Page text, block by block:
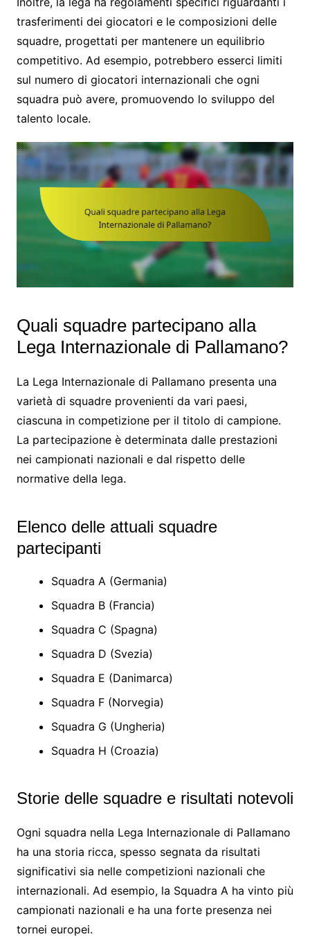
trasferimenti dei giocatori e le composizioni delle
squadre, progettati per mantenere un equilibrio
competitivo. Ad esempio, potrebbero esserci limiti
sul numero di giocatori internazionali che ogni
squadra può avere, promuovendo lo sviluppo del
talento locale.
Quali squadre partecipano alla
Lega Internazionale di Pallamano?
La Lega Internazionale di Pallamano presenta una
varietà di squadre provenienti da vari paesi,
ciascuna in competizione per il titolo di campione.
La partecipazione è determinata dalle prestazioni
nei campionati nazionali e dal rispetto delle
normative della lega.
Elenco delle attuali squadre
partecipanti
Squadra A (Germania)
Squadra B (Francia)
Squadra C (Spagna)
Squadra D (Svezia)
Squadra E (Danimarca)
Squadra F (Norvegia)
Squadra G (Ungheria)
Squadra H (Croazia)
Storie delle squadre e risultati notevoli
Ogni squadra nella Lega Internazionale di Pallamano
ha una storia ricca, spesso segnata da risultati
significativi sia nelle competizioni nazionali che
internazionali. Ad esempio, la Squadra A ha vinto più
campionati nazionali e ha una forte presenza nei
tornei europei.